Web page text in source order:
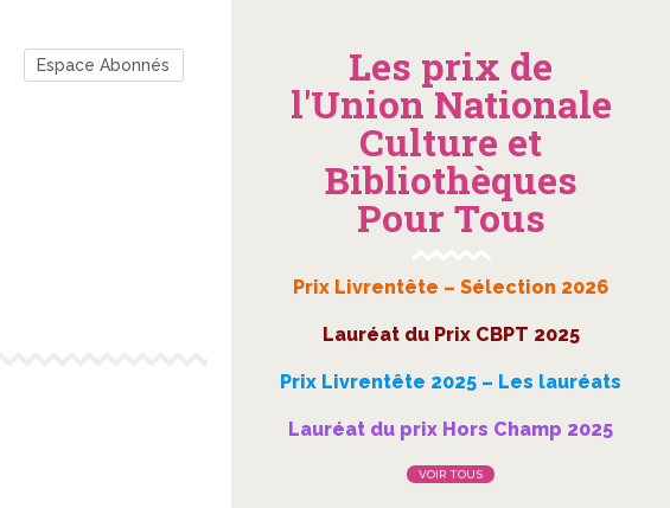
Espace Abonnés Les prix de
l'Union Nationale
Culture et
Bibliothèques
Pour Tous
Prix Livrentête – Sélection 2026
Lauréat du Prix CBPT 2025
Prix Livrentête 2025 – Les lauréats
Lauréat du prix Hors Champ 2025
VOIR TOUS